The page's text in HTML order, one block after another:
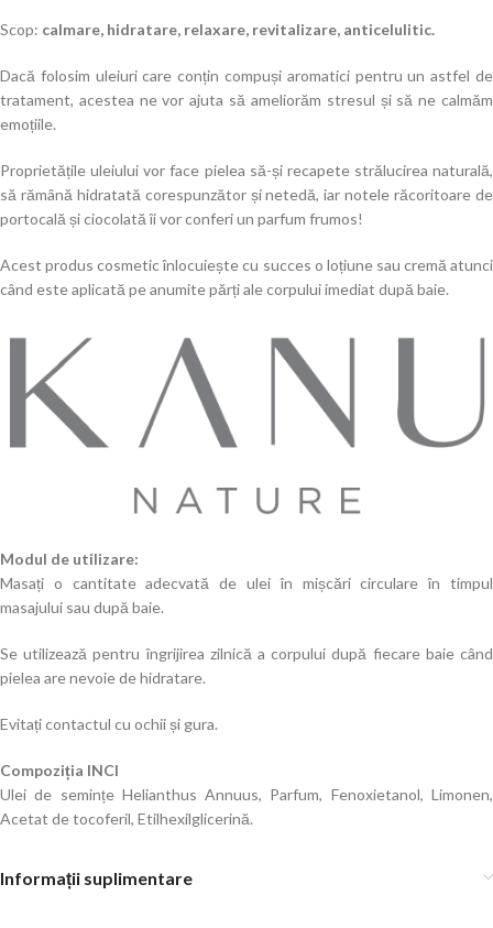
Scop: calmare, hidratare, relaxare, revitalizare, anticelulitic.
Dacă folosim uleiuri care conțin compuși aromatici pentru un astfel de
tratament, acestea ne vor ajuta să ameliorăm stresul și să ne calmăm
emoțiile.
Proprietățile uleiului vor face pielea să-și recapete strălucirea naturală,
să rămână hidratată corespunzător și netedă, iar notele răcoritoare de
portocală și ciocolată îi vor conferi un parfum frumos!
Acest produs cosmetic înlocuiește cu succes o loțiune sau cremă atunci
când este aplicată pe anumite părți ale corpului imediat după baie.
Modul de utilizare:
Masați o cantitate adecvată de ulei în mișcări circulare în timpul
masajului sau după baie.
Se utilizează pentru îngrijirea zilnică a corpului după fiecare baie când
pielea are nevoie de hidratare.
Evitați contactul cu ochii și gura.
Compoziția INCI
Ulei de semințe Helianthus Annuus, Parfum, Fenoxietanol, Limonen,
Acetat de tocoferil, Etilhexilglicerină.
Informații suplimentare